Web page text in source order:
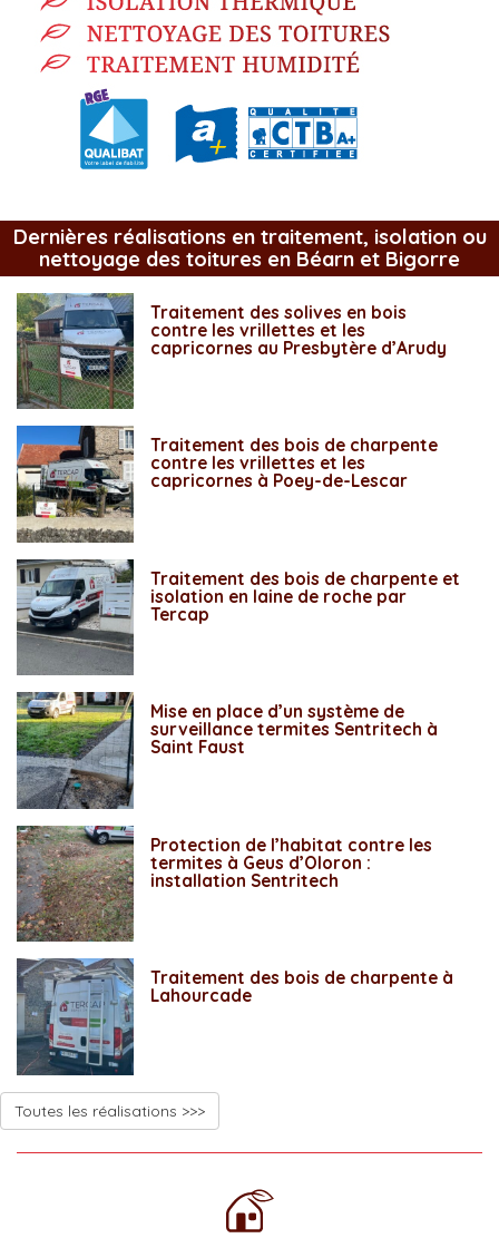
Dernières réalisations en traitement, isolation ou
nettoyage des toitures en Béarn et Bigorre
Traitement des solives en bois
contre les vrillettes et les
capricornes au Presbytère d’Arudy
Traitement des bois de charpente
contre les vrillettes et les
capricornes à Poey-de-Lescar
Traitement des bois de charpente et
isolation en laine de roche par
Tercap
Mise en place d’un système de
surveillance termites Sentritech à
Saint Faust
Protection de l’habitat contre les
termites à Geus d’Oloron :
installation Sentritech
Traitement des bois de charpente à
Lahourcade
Toutes les réalisations >>>